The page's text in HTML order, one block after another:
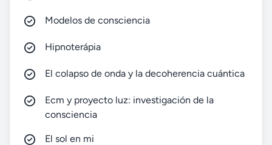
Modelos de consciencia
Hipnoterápia
El colapso de onda y la decoherencia cuántica
Ecm y proyecto luz: investigación de la
consciencia
El sol en mi